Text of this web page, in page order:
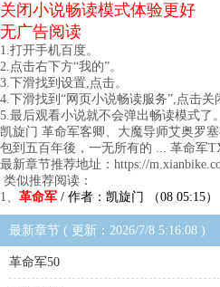
关闭小说畅读模式体验更好
无广告阅读
1.打开手机百度。
2.点击右下方“我的”。
3.下滑找到设置,点击。
4.下滑找到“网页小说畅读服务”,点击关
5.最后观看小说就不会弹出畅读模式了。
凯旋门 革命军客卿、大魔导师艾奥罗
包到五百年後，一无所有的 ... 革命军
最新章节推荐地址：https://
类似推荐阅读：
1、 革命军 / 作者：凯旋门 （08 05:15）
最新章节 ( 更新：2026/7/8 5:16:08 )
革命军50